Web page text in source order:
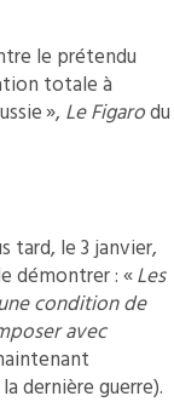
le prétendu
totale à
», Le Figarodu
tard, le 3 janvier,
démontrer : «Les
condition de
avec
dernière guerre).